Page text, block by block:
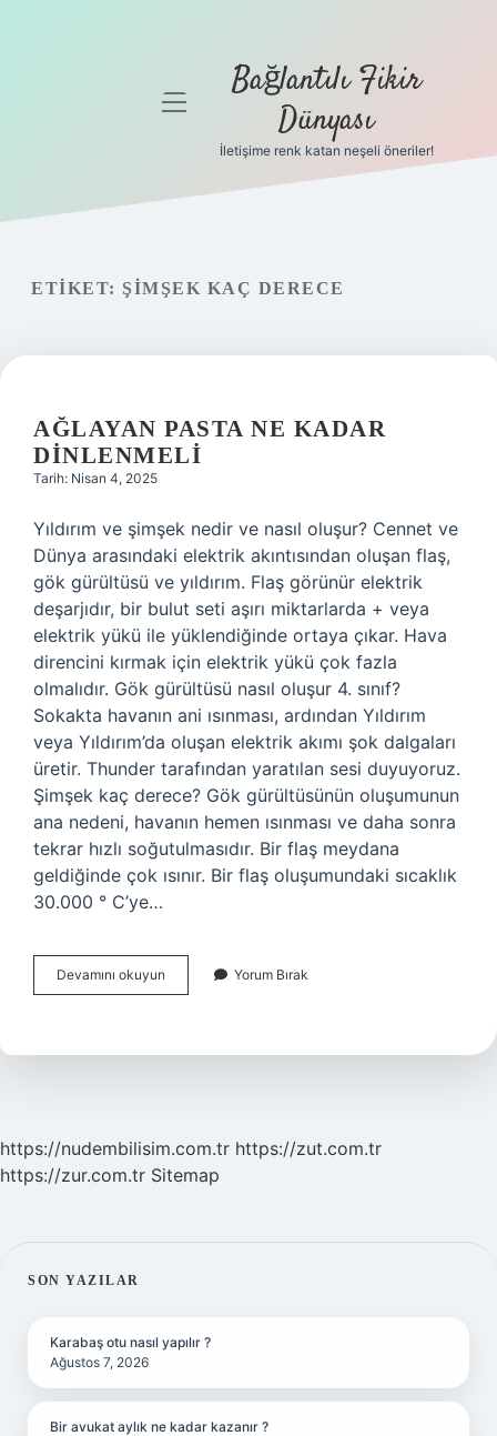
Gizlilik
Yasal Uyarı
Hakkımızda
menüyü
Bağlantılı Fikir
Dünyası
İletişime renk katan neşeli öneriler!
ETIKET: ŞIMŞEK KAÇ DERECE
AĞLAYAN PASTA NE KADAR
DINLENMELI
Tarih: Nisan 4, 2025
Yıldırım ve şimşek nedir ve nasıl oluşur? Cennet ve
Dünya arasındaki elektrik akıntısından oluşan flaş,
gök gürültüsü ve yıldırım. Flaş görünür elektrik
deşarjıdır, bir bulut seti aşırı miktarlarda + veya
elektrik yükü ile yüklendiğinde ortaya çıkar. Hava
direncini kırmak için elektrik yükü çok fazla
olmalıdır. Gök gürültüsü nasıl oluşur 4. sınıf?
Sokakta havanın ani ısınması, ardından Yıldırım
veya Yıldırım’da oluşan elektrik akımı şok dalgaları
üretir. Thunder tarafından yaratılan sesi duyuyoruz.
Şimşek kaç derece? Gök gürültüsünün oluşumunun
ana nedeni, havanın hemen ısınması ve daha sonra
tekrar hızlı soğutulmasıdır. Bir flaş meydana
geldiğinde çok ısınır. Bir flaş oluşumundaki sıcaklık
30.000 ° C’ye…
Devamını okuyun Ağlayan
Pasta
Dinlenmeli
Yorum Bırak
https://nudembilisim.com.tr https://zut.com.tr
https://zur.com.tr Sitemap
SIDEBAR
SON YAZILAR
Karabaş otu nasıl yapılır ?
Ağustos 7, 2026
Bir avukat aylık ne kadar kazanır ?